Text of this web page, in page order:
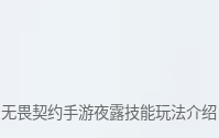
无畏契约手游夜露技能玩法介